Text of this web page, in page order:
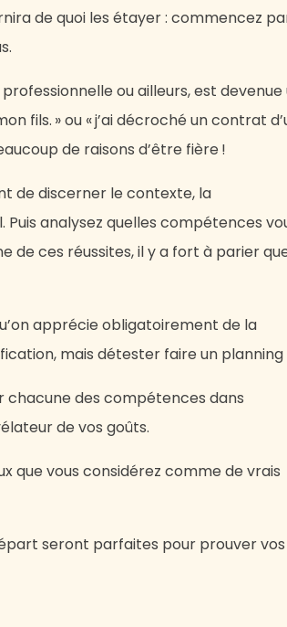
de quoi les étayer : commencez
ou ailleurs, est devenue
fils. » ou « j’ai décroché un contrat
de raisons d’être fière !
de discerner le contexte, la
analysez quelles compétences
ces réussites, il y a fort à parier
apprécie obligatoirement de la
mais détester faire un planning
chacune des compétences dans
de vos goûts.
que vous considérez comme de vrais
seront parfaites pour prouver vos